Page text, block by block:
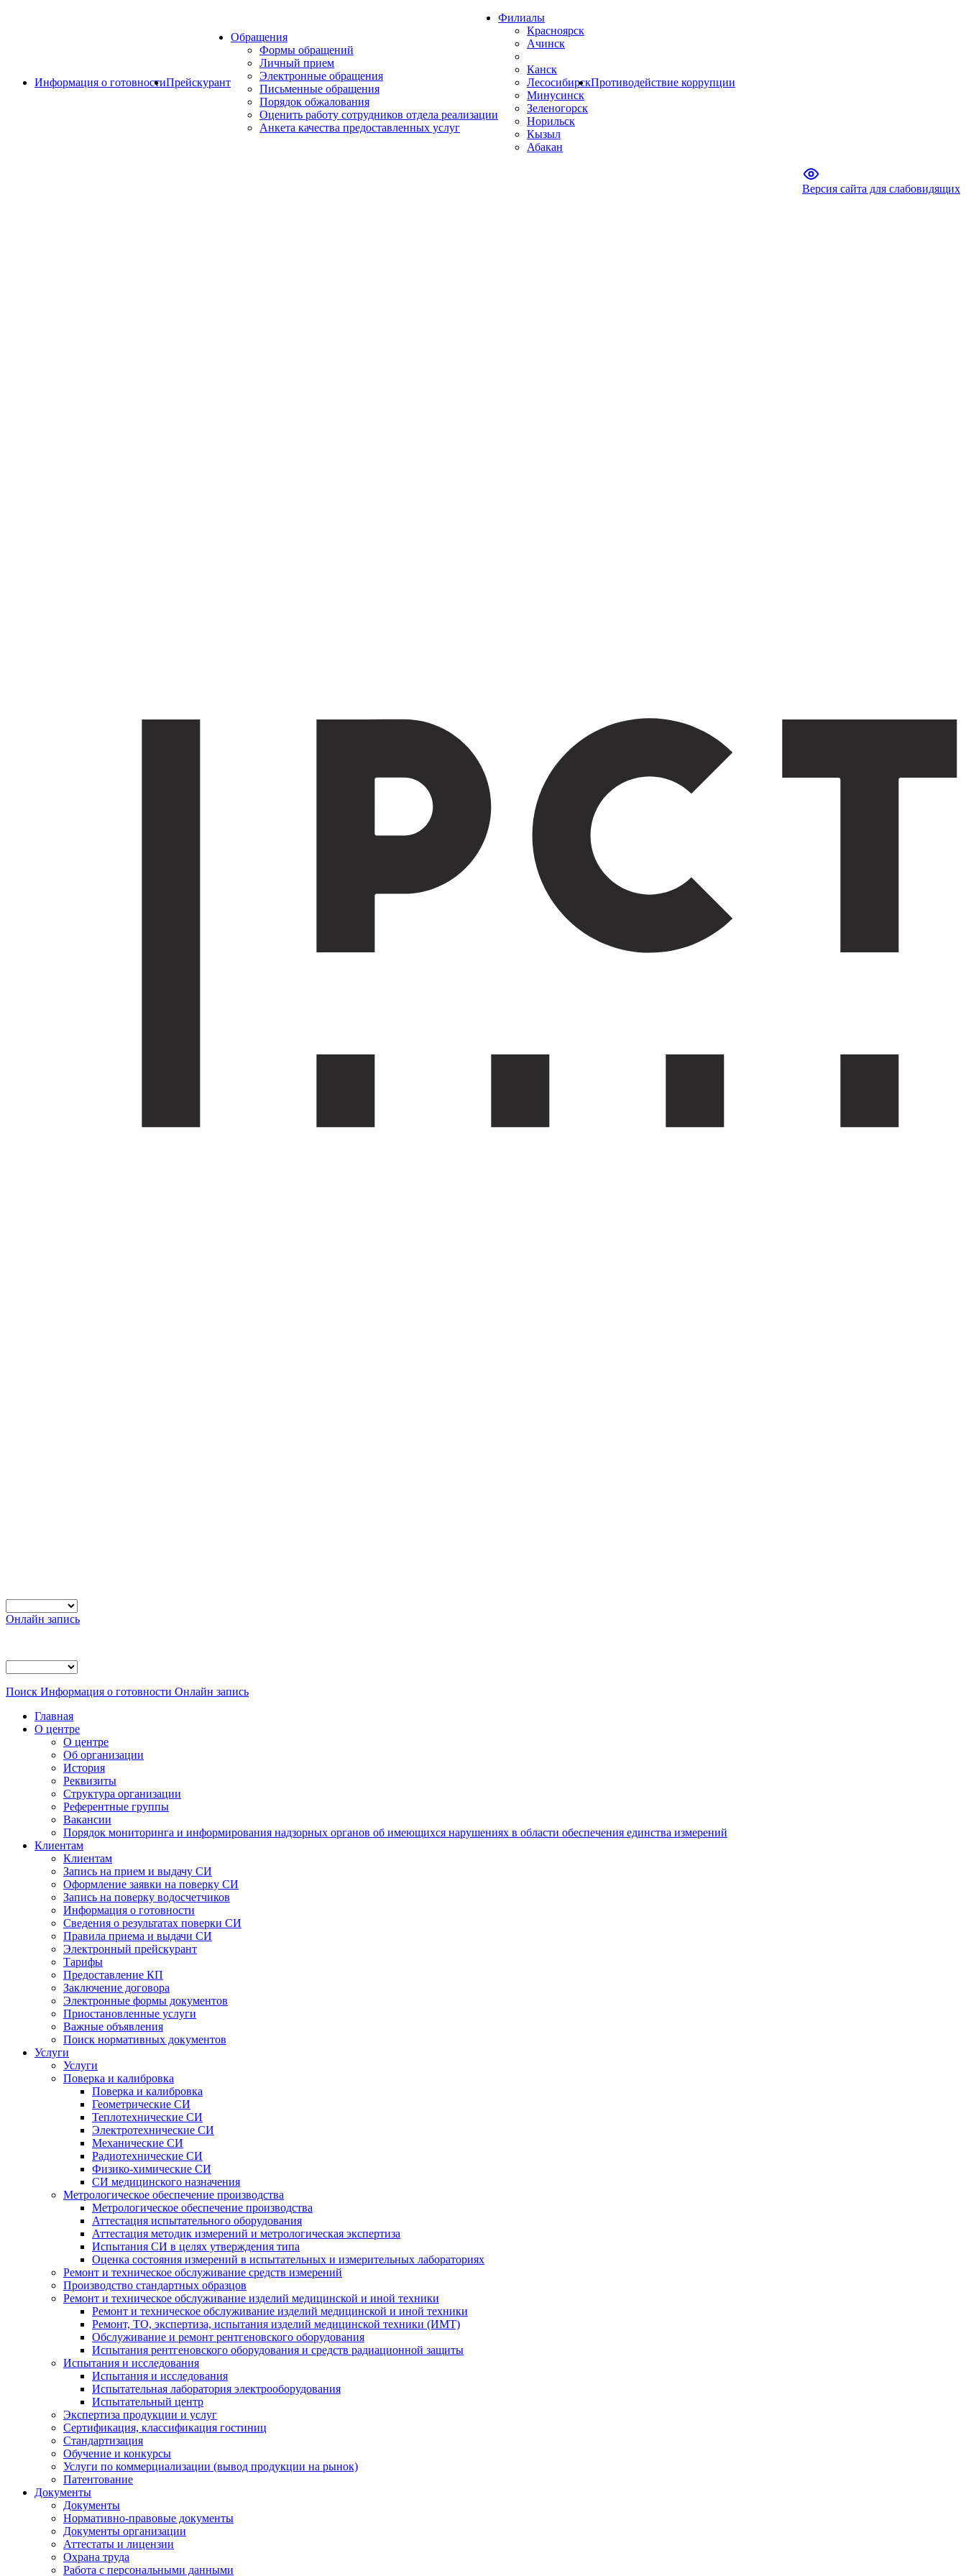
Информация о готовностиПрейскурант
Обращения
Формы обращений
Личный прием
Электронные обращения
Письменные обращения
Порядок обжалования
Оценить работу сотрудников отдела реализации
Анкета качества предоставленных услуг
Филиалы
Красноярск
Ачинск
Канск
Лесосибирск
Минусинск
Зеленогорск
Норильск
Кызыл
Абакан
Противодействие коррупции
Версия сайта для слабовидящих
Онлайн запись
Поиск Информация о готовности Онлайн запись
Главная
О центре
О центре
Об организации
История
Реквизиты
Структура организации
Референтные группы
Вакансии
Порядок мониторинга и информирования надзорных органов об имеющихся нарушениях в области обеспечения единства измерений
Клиентам
Клиентам
Запись на прием и выдачу СИ
Оформление заявки на поверку СИ
Запись на поверку водосчетчиков
Информация о готовности
Сведения о результатах поверки СИ
Правила приема и выдачи СИ
Электронный прейскурант
Тарифы
Предоставление КП
Заключение договора
Электронные формы документов
Приостановленные услуги
Важные объявления
Поиск нормативных документов
Услуги
Услуги
Поверка и калибровка
Поверка и калибровка
Геометрические СИ
Теплотехнические СИ
Электротехнические СИ
Механические СИ
Радиотехнические СИ
Физико-химические СИ
СИ медицинского назначения
Метрологическое обеспечение производства
Метрологическое обеспечение производства
Аттестация испытательного оборудования
Аттестация методик измерений и метрологическая экспертиза
Испытания СИ в целях утверждения типа
Оценка состояния измерений в испытательных и измерительных лабораториях
Ремонт и техническое обслуживание средств измерений
Производство стандартных образцов
Ремонт и техническое обслуживание изделий медицинской и иной техники
Ремонт и техническое обслуживание изделий медицинской и иной техники
Ремонт, ТО, экспертиза, испытания изделий медицинской техники (ИМТ)
Обслуживание и ремонт рентгеновского оборудования
Испытания рентгеновского оборудования и средств радиационной защиты
Испытания и исследования
Испытания и исследования
Испытательная лаборатория электрооборудования
Испытательный центр
Экспертиза продукции и услуг
Сертификация, классификация гостиниц
Стандартизация
Обучение и конкурсы
Услуги по коммерциализации (вывод продукции на рынок)
Патентование
Документы
Документы
Нормативно-правовые документы
Документы организации
Аттестаты и лицензии
Охрана труда
Работа с персональными данными